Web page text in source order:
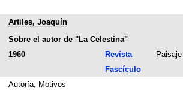
Artiles, Joaquín
Sobre el autor de "La Celestina"
1960 Revista
Fascículo
Autoría; Motivos